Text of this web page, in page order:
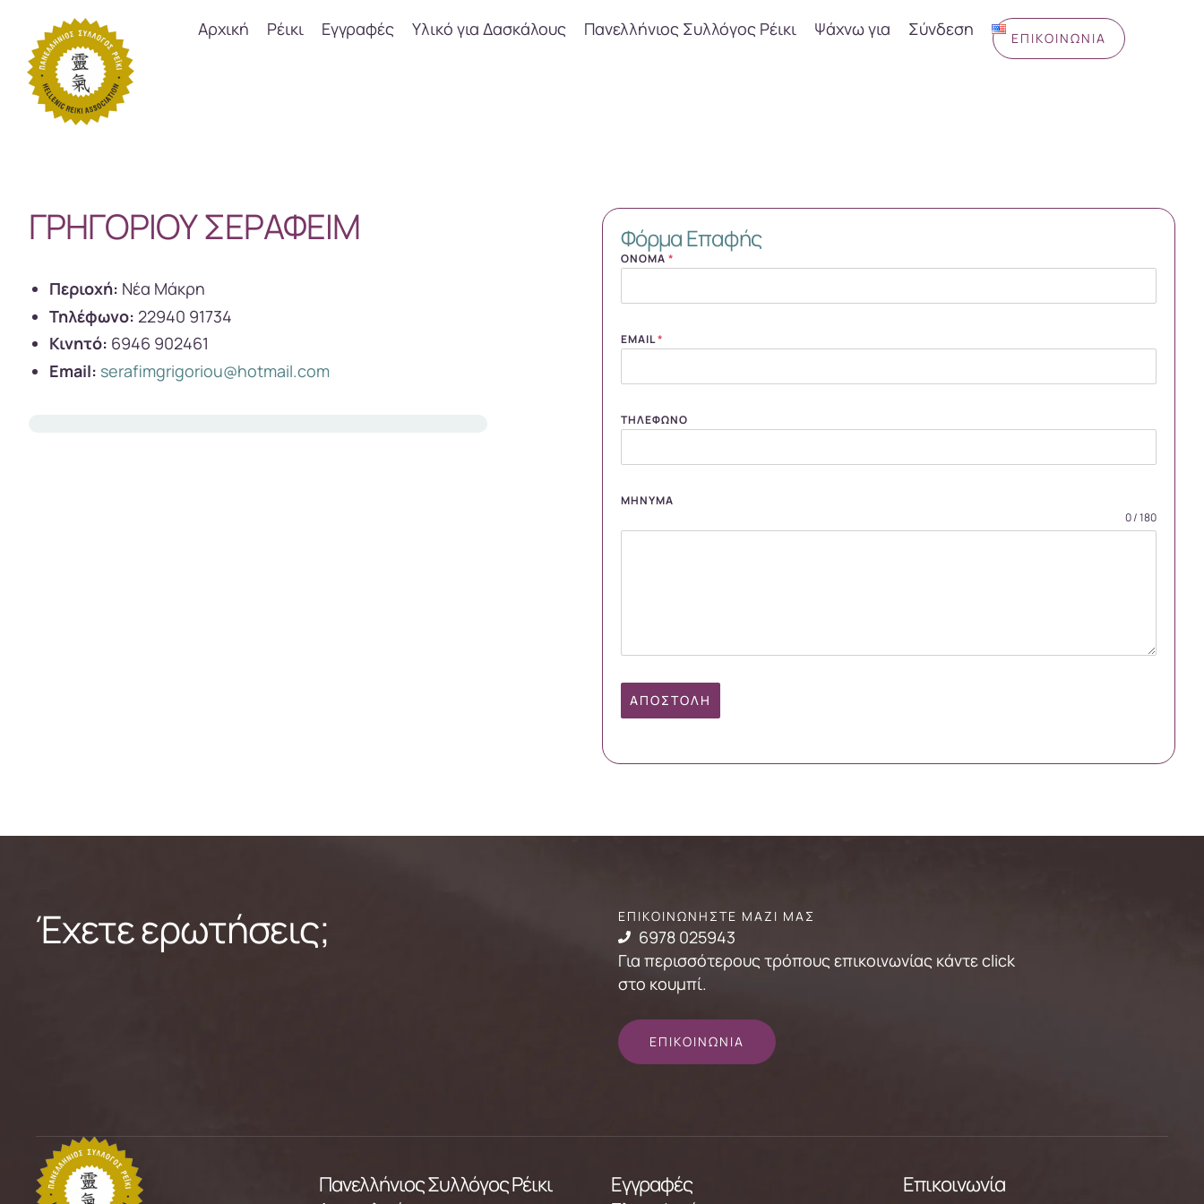
Αρχική Ρέικι Εγγραφές Υλικό για Δασκάλους Πανελλήνιος Συλλόγος Ρέικι Ψάχνω για Σύνδεση ΕΠΙΚΟΙΝΩΝΊΑ
ΓΡΗΓΟΡΙΟΥ ΣΕΡΑΦΕΙΜ
Περιοχή: Νέα Μάκρη
Τηλέφωνο: 22940 91734
Κινητό: 6946 902461
Email: serafimgrigoriou@hotmail.com
Φόρμα Επαφής
ΌΝΟΜΑ *
EMAIL*
ΤΗΛΈΦΩΝΟ
ΜΉΝΥΜΑ
0 / 180
ΑΠΟΣΤΟΛΉ
Έχετε ερωτήσεις; ΕΠΙΚΟΙΝΩΝΗΣΤΕ ΜΑΖΙ ΜΑΣ
6978 025943
Για περισσότερους τρόπους επικοινωνίας κάντε click
στο κουμπί.
ΕΠΙΚΟΙΝΩΝΙΑ
Πανελλήνιος Συλλόγος Ρέικι Εγγραφές Επικοινωνία